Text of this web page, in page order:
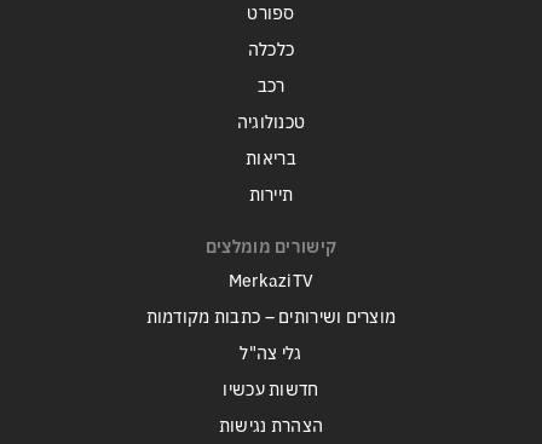
ספורט
כלכלה
רכב
טכנולוגיה
בריאות
תיירות
קישורים מומלצים
MerkaziTV
מוצרים ושירותים – כתבות מקודמות
גלי צה"ל
חדשות עכשיו
הצהרת נגישות